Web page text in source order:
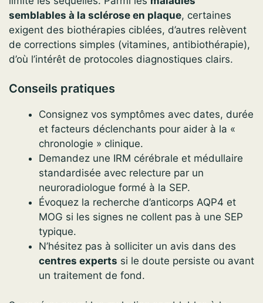
semblables à la sclérose en plaque, certaines
exigent des biothérapies ciblées, d’autres relèvent
de corrections simples (vitamines, antibiothérapie),
d’où l’intérêt de protocoles diagnostiques clairs.
Conseils pratiques
Consignez vos symptômes avec dates, durée
et facteurs déclenchants pour aider à la «
chronologie » clinique.
Demandez une IRM cérébrale et médullaire
standardisée avec relecture par un
neuroradiologue formé à la SEP.
Évoquez la recherche d’anticorps AQP4 et
MOG si les signes ne collent pas à une SEP
typique.
N’hésitez pas à solliciter un avis dans des
centres experts si le doute persiste ou avant
un traitement de fond.